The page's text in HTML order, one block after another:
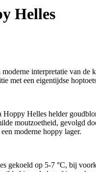
Helles
interpretatie van
met een eigentijdse
Hoppy Helles helder
moutzoetheid, gevolgd
moderne hoppy lager.
gekoeld op 5-7 °C, bij